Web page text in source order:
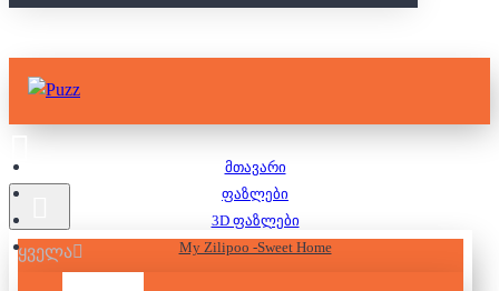
ყველა
მთავარი
ფაზლები
3D ფაზლები
My Zilipoo -Sweet Home